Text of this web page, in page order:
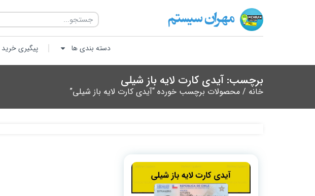
دسته بندی ها پیگیری خرید
برچسب: آیدی کارت لایه باز شیلی
خانه / محصولات برچسب خورده “آیدی کارت لایه باز شیلی”